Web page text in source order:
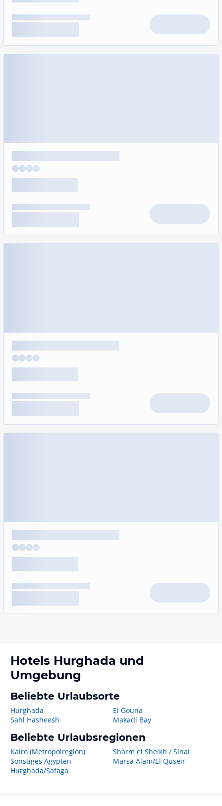
Hotels Hurghada und
Umgebung
Beliebte Urlaubsorte
Hurghada
Sahl Hasheesh
El Gouna
Makadi Bay
Beliebte Urlaubsregionen
Kairo (Metropolregion)
Sonstiges Ägypten
Hurghada/Safaga
Sharm el Sheikh / Sinai
Marsa Alam/El Quseir